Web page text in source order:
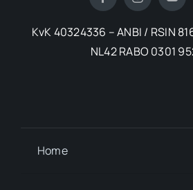
KvK 40324336 – ANBI / RSIN
NL42 RABO 0301
Home